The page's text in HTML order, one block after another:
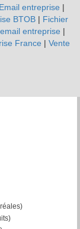
Email entreprise |
BTOB| Fichier
entreprise |
France | Vente